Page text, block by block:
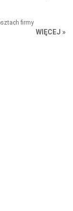
firmy
WIĘCEJ »